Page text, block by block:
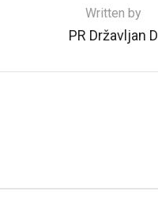
Written by
PR Državljan D